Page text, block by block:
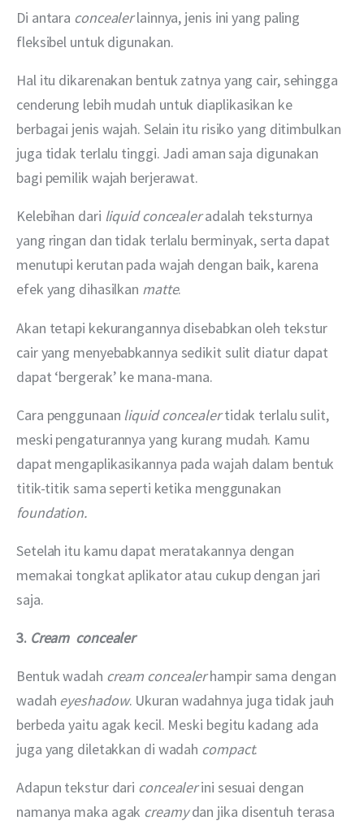
Di antara concealer lainnya, jenis ini yang paling
fleksibel untuk digunakan.
Hal itu dikarenakan bentuk zatnya yang cair, sehingga
cenderung lebih mudah untuk diaplikasikan ke
berbagai jenis wajah. Selain itu risiko yang ditimbulkan
juga tidak terlalu tinggi. Jadi aman saja digunakan
bagi pemilik wajah berjerawat.
Kelebihan dari liquid concealer adalah teksturnya
yang ringan dan tidak terlalu berminyak, serta dapat
menutupi kerutan pada wajah dengan baik, karena
efek yang dihasilkan matte.
Akan tetapi kekurangannya disebabkan oleh tekstur
cair yang menyebabkannya sedikit sulit diatur dapat
dapat ‘bergerak’ ke mana-mana.
Cara penggunaan liquid concealer tidak terlalu sulit,
meski pengaturannya yang kurang mudah. Kamu
dapat mengaplikasikannya pada wajah dalam bentuk
titik-titik sama seperti ketika menggunakan
foundation.
Setelah itu kamu dapat meratakannya dengan
memakai tongkat aplikator atau cukup dengan jari
saja.
3. Cream  concealer
Bentuk wadah cream concealer hampir sama dengan
wadah eyeshadow. Ukuran wadahnya juga tidak jauh
berbeda yaitu agak kecil. Meski begitu kadang ada
juga yang diletakkan di wadah compact.
Adapun tekstur dari concealer ini sesuai dengan
namanya maka agak creamy dan jika disentuh terasa